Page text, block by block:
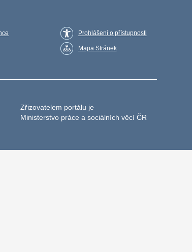
Prohlášení o přístupnosti
Mapa Stránek
Zřizovatelem portálu je
Ministerstvo práce a sociálních věcí ČR